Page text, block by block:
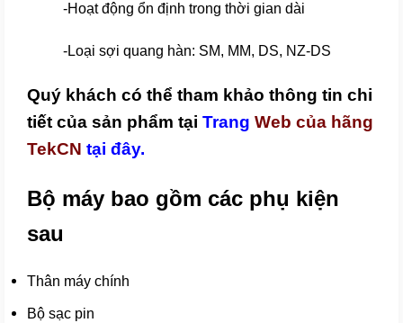
-Hoạt động ổn định trong thời gian dài
-Loại sợi quang hàn: SM, MM, DS, NZ-DS
Quý khách có thể tham khảo thông tin chi
tiết của sản phẩm tại Trang Web của hãng
TekCN tại đây.
Bộ máy bao gồm các phụ kiện
sau
Thân máy chính
Bộ sạc pin